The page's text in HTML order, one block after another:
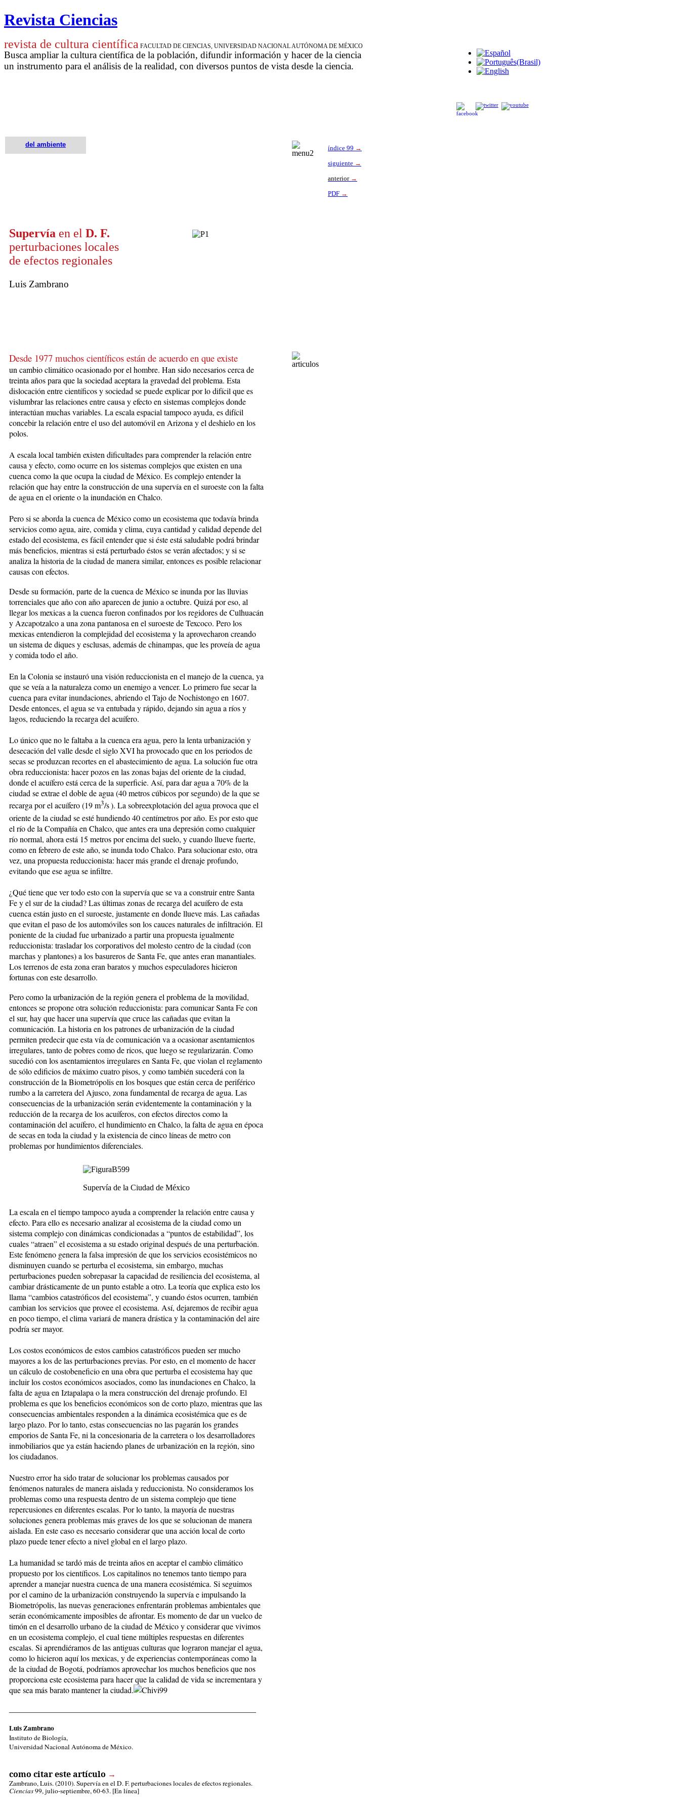
Revista Ciencias
revista de cultura científica FACULTAD DE CIENCIAS, UNIVERSIDAD NACIONAL AUTÓNOMA DE MÉXICO
Busca ampliar la cultura científica de la población, difundir información y hacer de la ciencia
un instrumento para el análisis de la realidad, con diversos puntos de vista desde la ciencia.
del ambiente índice 99 →
siguiente →
anterior →
PDF →
Supervía en el D. F.
perturbaciones locales
de efectos regionales
Luis Zambrano
Desde 1977 muchos científicos están de acuerdo en que existe
un cambio climático ocasionado por el hombre. Han sido necesarios cerca de
treinta años para que la sociedad aceptara la gravedad del problema. Esta
dislocación entre científicos y sociedad se puede explicar por lo difícil que es
vislumbrar las relaciones entre causa y efecto en sistemas complejos donde
interactúan muchas variables. La escala espacial tampoco ayuda, es difícil
concebir la relación entre el uso del automóvil en Arizona y el deshielo en los
polos.
A escala local también existen dificultades para comprender la relación entre
causa y efecto, como ocurre en los sistemas complejos que existen en una
cuenca como la que ocupa la ciudad de México. Es complejo entender la
relación que hay entre la construcción de una supervía en el suroeste con la falta
de agua en el oriente o la inundación en Chalco.
Pero si se aborda la cuenca de México como un ecosistema que todavía brinda
servicios como agua, aire, comida y clima, cuya cantidad y calidad depende del
estado del ecosistema, es fácil entender que si éste está saludable podrá brindar
más beneficios, mientras si está perturbado éstos se verán afectados; y si se
analiza la historia de la ciudad de manera similar, entonces es posible relacionar
causas con efectos.
Desde su formación, parte de la cuenca de México se inunda por las lluvias
torrenciales que año con año aparecen de junio a octubre. Quizá por eso, al
llegar los mexicas a la cuenca fueron confinados por los regidores de Culhuacán
y Azcapotzalco a una zona pantanosa en el suroeste de Texcoco. Pero los
mexicas entendieron la complejidad del ecosistema y la aprovecharon creando
un sistema de diques y esclusas, además de chinampas, que les proveía de agua
y comida todo el año.
En la Colonia se instauró una visión reduccionista en el manejo de la cuenca, ya
que se veía a la naturaleza como un enemigo a vencer. Lo primero fue secar la
cuenca para evitar inundaciones, abriendo el Tajo de Nochistongo en 1607.
Desde entonces, el agua se va entubada y rápido, dejando sin agua a ríos y
lagos, reduciendo la recarga del acuífero.
Lo único que no le faltaba a la cuenca era agua, pero la lenta urbanización y
desecación del valle desde el siglo XVI ha provocado que en los periodos de
secas se produzcan recortes en el abastecimiento de agua. La solución fue otra
obra reduccionista: hacer pozos en las zonas bajas del oriente de la ciudad,
donde el acuífero está cerca de la superficie. Así, para dar agua a 70% de la
ciudad se extrae el doble de agua (40 metros cúbicos por segundo) de la que se
recarga por el acuífero (19 m3/s). La sobreexplotación del agua provoca que el
oriente de la ciudad se esté hundiendo 40 centímetros por año. Es por esto que
el río de la Compañía en Chalco, que antes era una depresión como cualquier
río normal, ahora está 15 metros por encima del suelo, y cuando llueve fuerte,
como en febrero de este año, se inunda todo Chalco. Para solucionar esto, otra
vez, una propuesta reduccionista: hacer más grande el drenaje profundo,
evitando que ese agua se infiltre.
¿Qué tiene que ver todo esto con la supervía que se va a construir entre Santa
Fe y el sur de la ciudad? Las últimas zonas de recarga del acuífero de esta
cuenca están justo en el suroeste, justamente en donde llueve más. Las cañadas
que evitan el paso de los automóviles son los cauces naturales de infiltración. El
poniente de la ciudad fue urbanizado a partir una propuesta igualmente
reduccionista: trasladar los corporativos del molesto centro de la ciudad (con
marchas y plantones) a los basureros de Santa Fe, que antes eran manantiales.
Los terrenos de esta zona eran baratos y muchos especuladores hicieron
fortunas con este desarrollo.
Pero como la urbanización de la región genera el problema de la movilidad,
entonces se propone otra solución reduccionista: para comunicar Santa Fe con
el sur, hay que hacer una supervía que cruce las cañadas que evitan la
comunicación. La historia en los patrones de urbanización de la ciudad
permiten predecir que esta vía de comunicación va a ocasionar asentamientos
irregulares, tanto de pobres como de ricos, que luego se regularizarán. Como
sucedió con los asentamientos irregulares en Santa Fe, que violan el reglamento
de sólo edificios de máximo cuatro pisos, y como también sucederá con la
construcción de la Biometrópolis en los bosques que están cerca de periférico
rumbo a la carretera del Ajusco, zona fundamental de recarga de agua. Las
consecuencias de la urbanización serán evidentemente la contaminación y la
reducción de la recarga de los acuíferos, con efectos directos como la
contaminación del acuífero, el hundimiento en Chalco, la falta de agua en época
de secas en toda la ciudad y la existencia de cinco líneas de metro con
problemas por hundimientos diferenciales.
Supervía de la Ciudad de México
La escala en el tiempo tampoco ayuda a comprender la relación entre causa y
efecto. Para ello es necesario analizar al ecosistema de la ciudad como un
sistema complejo con dinámicas condicionadas a “puntos de estabilidad”, los
cuales “atraen” el ecosistema a su estado original después de una perturbación.
Este fenómeno genera la falsa impresión de que los servicios ecosistémicos no
disminuyen cuando se perturba el ecosistema, sin embargo, muchas
perturbaciones pueden sobrepasar la capacidad de resiliencia del ecosistema, al
cambiar drásticamente de un punto estable a otro. La teoría que explica esto los
llama “cambios catastróficos del ecosistema”, y cuando éstos ocurren, también
cambian los servicios que provee el ecosistema. Así, dejaremos de recibir agua
en poco tiempo, el clima variará de manera drástica y la contaminación del aire
podría ser mayor.
Los costos económicos de estos cambios catastróficos pueden ser mucho
mayores a los de las perturbaciones previas. Por esto, en el momento de hacer
un cálculo de costobeneficio en una obra que perturba el ecosistema hay que
incluir los costos económicos asociados, como las inundaciones en Chalco, la
falta de agua en Iztapalapa o la mera construcción del drenaje profundo. El
problema es que los beneficios económicos son de corto plazo, mientras que las
consecuencias ambientales responden a la dinámica ecosistémica que es de
largo plazo. Por lo tanto, estas consecuencias no las pagarán los grandes
emporios de Santa Fe, ni la concesionaria de la carretera o los desarrolladores
inmobiliarios que ya están haciendo planes de urbanización en la región, sino
los ciudadanos.
Nuestro error ha sido tratar de solucionar los problemas causados por
fenómenos naturales de manera aislada y reduccionista. No consideramos los
problemas como una respuesta dentro de un sistema complejo que tiene
repercusiones en diferentes escalas. Por lo tanto, la mayoría de nuestras
soluciones genera problemas más graves de los que se solucionan de manera
aislada. En este caso es necesario considerar que una acción local de corto
plazo puede tener efecto a nivel global en el largo plazo.
La humanidad se tardó más de treinta años en aceptar el cambio climático
propuesto por los científicos. Los capitalinos no tenemos tanto tiempo para
aprender a manejar nuestra cuenca de una manera ecosistémica. Si seguimos
por el camino de la urbanización construyendo la supervía e impulsando la
Biometrópolis, las nuevas generaciones enfrentarán problemas ambientales que
serán económicamente imposibles de afrontar. Es momento de dar un vuelco de
timón en el desarrollo urbano de la ciudad de México y considerar que vivimos
en un ecosistema complejo, el cual tiene múltiples respuestas en diferentes
escalas. Si aprendiéramos de las antiguas culturas que lograron manejar el agua,
como lo hicieron aquí los mexicas, y de experiencias contemporáneas como la
de la ciudad de Bogotá, podríamos aprovechar los muchos beneficios que nos
proporciona este ecosistema para hacer que la calidad de vida se incrementara y
que sea más barato mantener la ciudad.
Luis Zambrano
Instituto de Biología,
Universidad Nacional Autónoma de México.
como citar este artículo →
Zambrano, Luis.(2010). Supervía en el D. F. perturbaciones locales de efectos regionales.
Ciencias99, julio-septiembre, 60-63. [En línea]